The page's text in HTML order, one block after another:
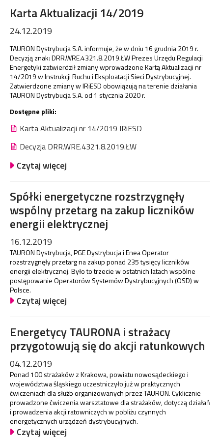
Karta Aktualizacji 14/2019
24.12.2019
TAURON Dystrybucja S.A. informuje, że w dniu 16 grudnia 2019 r.
Decyzją znak: DRR.WRE.4321.8.2019.ŁW Prezes Urzędu Regulacji
Energetyki zatwierdził zmiany wprowadzone Kartą Aktualizacji nr
14/2019 w Instrukcji Ruchu i Eksploatacji Sieci Dystrybucyjnej.
Zatwierdzone zmiany w IRiESD obowiązują na terenie działania
TAURON Dystrybucja S.A. od 1 stycznia 2020 r.
Dostępne pliki:
Karta Aktualizacji nr 14/2019 IRiESD
Decyzja DRR.WRE.4321.8.2019.ŁW
Czytaj więcej
Spółki energetyczne rozstrzygnęły
wspólny przetarg na zakup liczników
energii elektrycznej
16.12.2019
TAURON Dystrybucja, PGE Dystrybucja i Enea Operator
rozstrzygnęły przetarg na zakup ponad 235 tysięcy liczników
energii elektrycznej. Było to trzecie w ostatnich latach wspólne
postępowanie Operatorów Systemów Dystrybucyjnych (OSD) w
Polsce.
Czytaj więcej
Energetycy TAURONA i strażacy
przygotowują się do akcji ratunkowych
04.12.2019
Ponad 100 strażaków z Krakowa, powiatu nowosądeckiego i
województwa śląskiego uczestniczyło już w praktycznych
ćwiczeniach dla służb organizowanych przez TAURON. Cyklicznie
prowadzone ćwiczenia warsztatowe dla strażaków, dotyczą działań
i prowadzenia akcji ratowniczych w pobliżu czynnych
energetycznych urządzeń dystrybucyjnych.
Czytaj więcej